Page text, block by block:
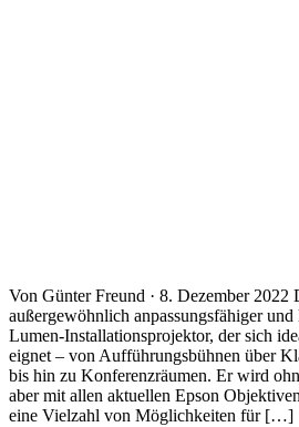
Von Günter Freund · 8. Dezember
außergewöhnlich anpassungsfähiger
Lumen-Installationsprojektor, der sich
eignet – von Aufführungsbühnen über
bis hin zu Konferenzräumen. Er wird
aber mit allen aktuellen Epson
eine Vielzahl von Möglichkeiten für […]